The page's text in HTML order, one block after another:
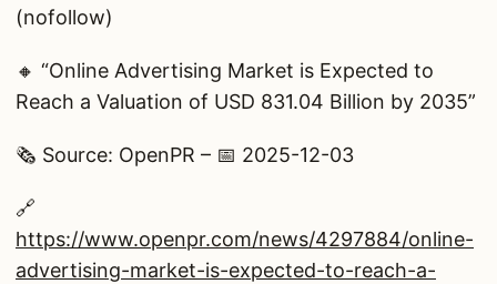
(nofollow)
🔸 “Online Advertising Market is Expected to
Reach a Valuation of USD 831.04 Billion by 2035”
🗞️ Source: OpenPR – 📅 2025-12-03
🔗
https://www.openpr.com/news/4297884/online-
advertising-market-is-expected-to-reach-a-